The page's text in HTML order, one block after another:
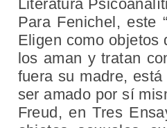
Literatura
Para Fenichel, este
Eligen como objetos
los aman y tratan
fuera su madre,
ser amado por sí
Freud, en Tres